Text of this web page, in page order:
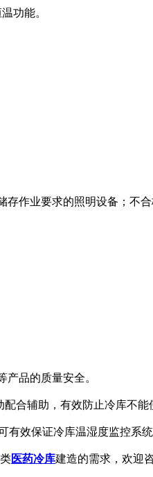
功能。
作业要求的照明设备；不
品的质量安全。
辅助，有效防止冷库不能
效保证冷库温湿度监控系统
医药冷库建造的需求，欢迎